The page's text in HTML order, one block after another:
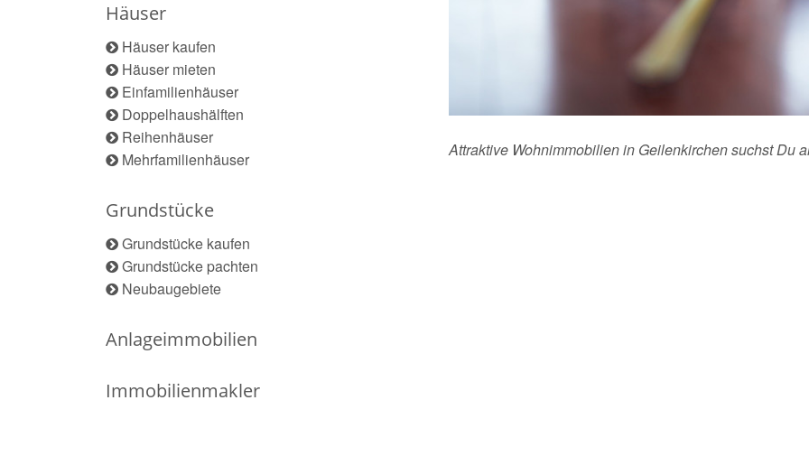
Häuser
Häuser kaufen
Häuser mieten
Einfamilienhäuser
Doppelhaushälften
Reihenhäuser
Mehrfamilienhäuser
Grundstücke
Grundstücke kaufen
Grundstücke pachten
Neubaugebiete
Anlageimmobilien
Immobilienmakler
Attraktive Wohnimmobilien in Geilenkirchen suchst Du